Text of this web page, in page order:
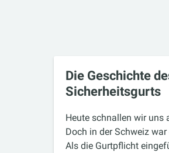
Die Geschichte
Sicherheitsgurts
Heute schnallen wir uns
Doch in der Schweiz
Als die Gurtpflicht